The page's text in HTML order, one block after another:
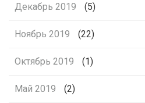
Декабрь 2019 (5)
Ноябрь 2019 (22)
Октябрь 2019 (1)
Май 2019 (2)